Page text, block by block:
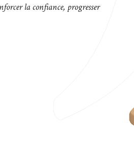
la confiance, progresser